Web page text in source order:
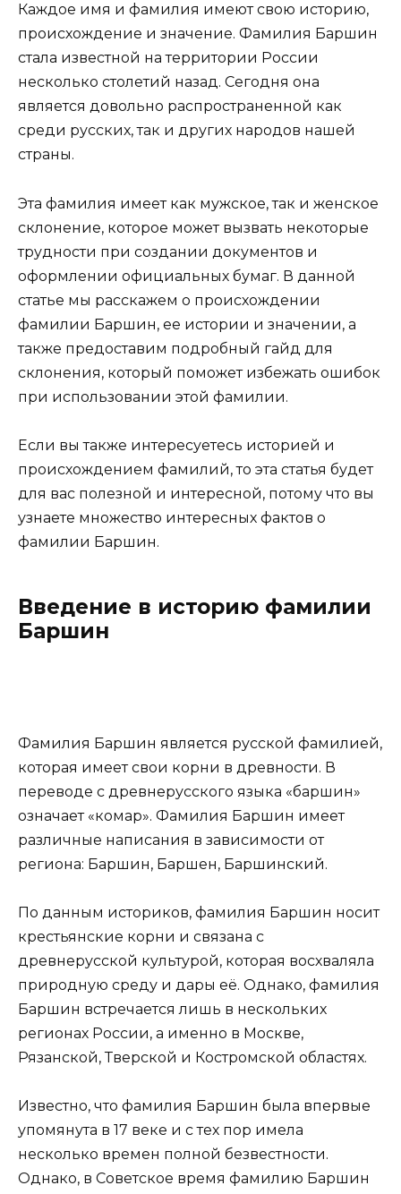
Каждое имя и фамилия имеют свою историю,
происхождение и значение. Фамилия Баршин
стала известной на территории России
несколько столетий назад. Сегодня она
является довольно распространенной как
среди русских, так и других народов нашей
страны.
Эта фамилия имеет как мужское, так и женское
склонение, которое может вызвать некоторые
трудности при создании документов и
оформлении официальных бумаг. В данной
статье мы расскажем о происхождении
фамилии Баршин, ее истории и значении, а
также предоставим подробный гайд для
склонения, который поможет избежать ошибок
при использовании этой фамилии.
Если вы также интересуетесь историей и
происхождением фамилий, то эта статья будет
для вас полезной и интересной, потому что вы
узнаете множество интересных фактов о
фамилии Баршин.
Введение в историю фамилии
Баршин
Фамилия Баршин является русской фамилией,
которая имеет свои корни в древности. В
переводе с древнерусского языка «баршин»
означает «комар». Фамилия Баршин имеет
различные написания в зависимости от
региона: Баршин, Баршен, Баршинский.
По данным историков, фамилия Баршин носит
крестьянские корни и связана с
древнерусской культурой, которая восхваляла
природную среду и дары её. Однако, фамилия
Баршин встречается лишь в нескольких
регионах России, а именно в Москве,
Рязанской, Тверской и Костромской областях.
Известно, что фамилия Баршин была впервые
упомянута в 17 веке и с тех пор имела
несколько времен полной безвестности.
Однако, в Советское время фамилию Баршин